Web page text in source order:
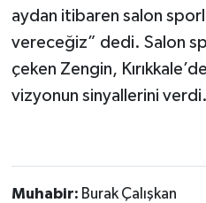
aydan itibaren salon
vereceğiz” dedi. Salon
çeken Zengin,
vizyonun sinyallerini verdi.
Muhabir: Burak Çalışkan